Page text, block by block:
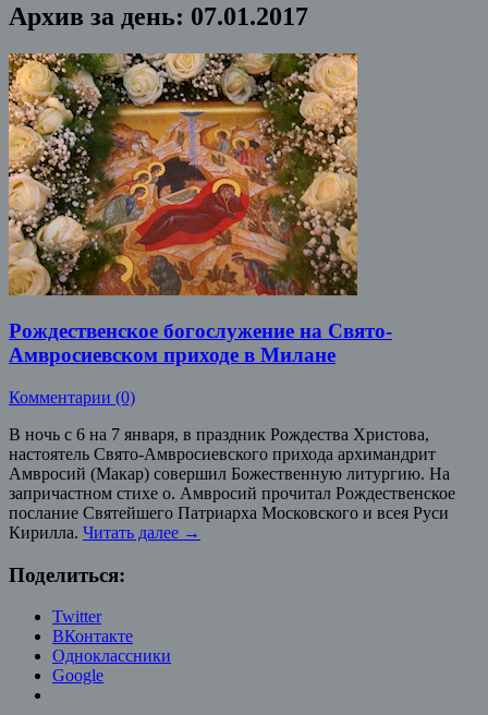
Архив за день: 07.01.2017
Рождественское богослужение на Свято-
Амвросиевском приходе в Милане
Комментарии (0)
В ночь с 6 на 7 января, в праздник Рождества Христова,
настоятель Свято-Амвросиевского прихода архимандрит
Амвросий (Макар) совершил Божественную литургию. На
запричастном стихе о. Амвросий прочитал Рождественское
послание Святейшего Патриарха Московского и всея Руси
Кирилла. Читать далее →
Поделиться:
Twitter
ВКонтакте
Одноклассники
Google